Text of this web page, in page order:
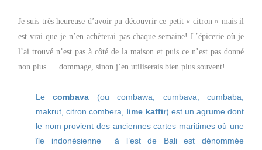
Je suis très heureuse d’avoir pu découvrir ce petit « citron » mais il
est vrai que je n’en achèterai pas chaque semaine! L’épicerie où je
l’ai trouvé n’est pas à côté de la maison et puis ce n’est pas donné
non plus…. dommage, sinon j’en utiliserais bien plus souvent!
Lecombava (ou combawa, cumbava, cumbaba,
makrut, citron combera, lime kaffir) est un agrume dont
le nom provient des anciennes cartes maritimes où une
île indonésienne à l’est de Bali est dénommée